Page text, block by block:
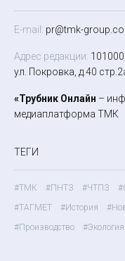
E-mail: pr@tmk-
Адрес редакции:
ул. Покровка, д.40
«Трубник Онлайн –
медиаплатформа ТМК
ТЕГИ
#ТМК #ПНТЗ #ЧТПЗ
#ТАГМЕТ
#История
#Производство
#Экология